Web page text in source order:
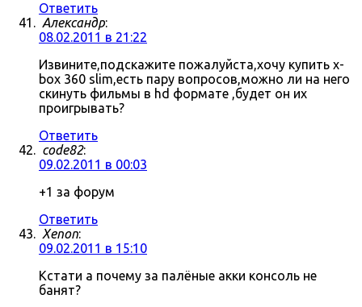
Ответить
Александр:
08.02.2011 в 21:22
Извините,подскажите пожалуйста,хочу купить x-
box 360 slim,есть пару вопросов,можно ли на него
скинуть фильмы в hd формате ,будет он их
проигрывать?
Ответить
code82:
09.02.2011 в 00:03
+1 за форум
Ответить
Xenon:
09.02.2011 в 15:10
Кстати а почему за палёные акки консоль не
банят?